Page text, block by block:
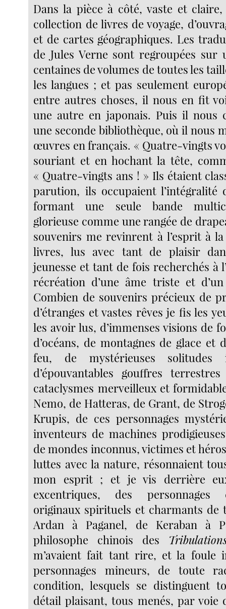
Dans la pièce à côté, vaste et
collection de livres de voyage,
et de cartes géographiques. Les
de Jules Verne sont regroupées sur
centaines de volumes de toutes les
les langues ; et pas seulement
entre autres choses, il nous en fit
une autre en japonais. Puis il nous
une seconde bibliothèque, où il nous
œuvres en français. « Quatre-vingts
souriant et en hochant la tête,
« Quatre-vingts ans ! » Ils étaient
parution, ils occupaient l’intégralité
formant une seule bande
glorieuse comme une rangée de
souvenirs me revinrent à l’esprit à
livres, lus avec tant de plaisir
jeunesse et tant de fois recherchés à
récréation d’une âme triste et
Combien de souvenirs précieux de
d’étranges et vastes rêves je fis les
les avoir lus, d’immenses visions de
d’océans, de montagnes de glace et
feu, de mystérieuses solitudes
d’épouvantables gouffres
cataclysmes merveilleux et
Nemo, de Hatteras, de Grant, de
Krupis, de ces personnages
inventeurs de machines
de mondes inconnus, victimes et
luttes avec la nature, résonnaient
mon esprit ; et je vis derrière
excentriques, des personnages
originaux spirituels et charmants de
Ardan à Paganel, de Keraban à
philosophe chinois des
m’avaient fait tant rire, et la foule
personnages mineurs, de toute
condition, lesquels se distinguent
détail plaisant, tous menés, par voie